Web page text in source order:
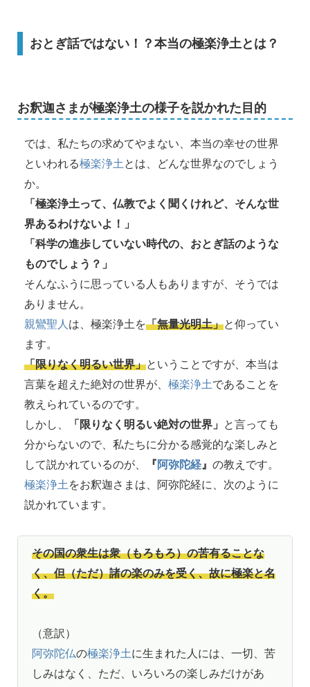
おとぎ話ではない！？本当の極楽浄土とは？
お釈迦さまが極楽浄土の様子を説かれた目的
では、私たちの求めてやまない、本当の幸せの世界
といわれる極楽浄土とは、どんな世界なのでしょう
か。
「極楽浄土って、仏教でよく聞くけれど、そんな世
界あるわけないよ！」
「科学の進歩していない時代の、おとぎ話のような
ものでしょう？」
そんなふうに思っている人もありますが、そうでは
ありません。
親鸞聖人 は、極楽浄土を「無量光明土」と仰ってい
ます。
「限りなく明るい世界」ということですが、本当は
言葉を超えた絶対の世界が、 極楽浄土であることを
教えられているのです。
しかし、
「限りなく明るい絶対の世界」
と言っても
分からないので、私たちに分かる感覚的な楽しみと
して説かれているのが、
『 阿弥陀経』 の教えです。
極楽浄土をお釈迦さまは、阿弥陀経に、次のように
説かれています。
その国の衆生は衆（もろもろ）の苦有ることな
く、但（ただ）諸の楽のみを受く、故に極楽と名
く。
（意訳）
阿弥陀仏の極楽浄土に生まれた人には、一切、苦
しみはなく、ただ、いろいろの楽しみだけがあ